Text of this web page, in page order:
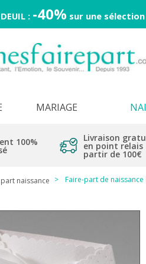
DEUIL : -40% sur une
MARIAGE
100% Livraison
en point relais
partir de 100€
naissance Faire-part de